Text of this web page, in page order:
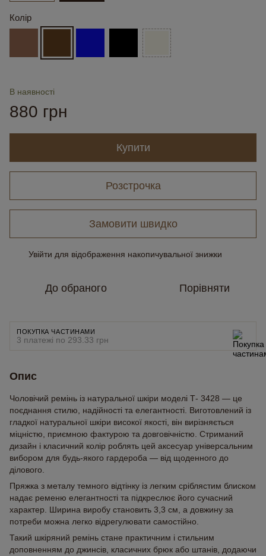
Колір
В наявності
880 грн
Купити
Розстрочка
Замовити швидко
Увійти для відображення накопичувальної знижки
До обраного Порівняти
ПОКУПКА ЧАСТИНАМИ
3 платежі по 293.33 грн
Опис
Чоловічий ремінь із натуральної шкіри моделі Т- 3428 — це
поєднання стилю, надійності та елегантності. Виготовлений із
гладкої натуральної шкіри високої якості, він вирізняється
міцністю, приємною фактурою та довговічністю. Стриманий
дизайн і класичний колір роблять цей аксесуар універсальним
вибором для будь-якого гардероба — від щоденного до
ділового.
Пряжка з металу темного відтінку із легким сріблястим блиском
надає ременю елегантності та підкреслює його сучасний
характер. Ширина виробу становить 3,3 см, а довжину за
потреби можна легко відрегулювати самостійно.
Такий шкіряний ремінь стане практичним і стильним
доповненням до джинсів, класичних брюк або штанів, додаючи